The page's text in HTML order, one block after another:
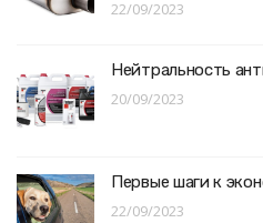
22/09/2023
Нейтральность
20/09/2023
Первые шаги к
22/09/2023